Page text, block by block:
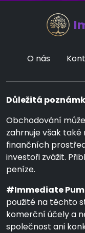
O nás
Důležitá
Obchodování
zahrnuje však
finančních
investoři zvážit.
peníze.
#Immediate
použité na těchto
komerční účely a
společnost ani